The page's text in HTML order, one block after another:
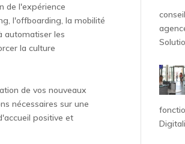
de l'expérience
l'offboarding, la mobilité
automatiser les
la culture
de vos nouveaux
nécessaires sur une
positive et